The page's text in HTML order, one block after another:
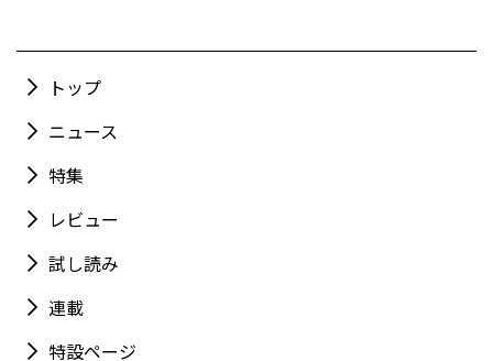
トップ
ニュース
特集
レビュー
試し読み
連載
特設ページ